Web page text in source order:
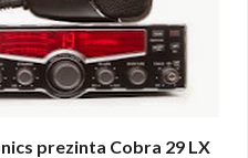
prezinta Cobra 29 LX